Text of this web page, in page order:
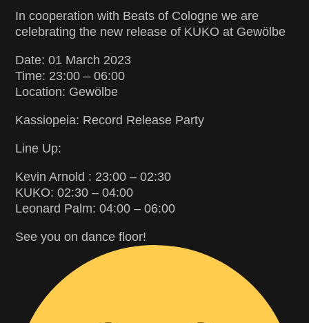
In cooperation with Beats of Cologne we are
celebrating the new release of KUKO at Gewölbe
Date: 01 March 2023
Time: 23:00 – 06:00
Location: Gewölbe
Kassiopeia: Record Release Party
Line Up:
Kevin Arnold : 23:00 – 02:30
KUKO: 02:30 – 04:00
Leonard Palm: 04:00 – 06:00
See you on dance floor!